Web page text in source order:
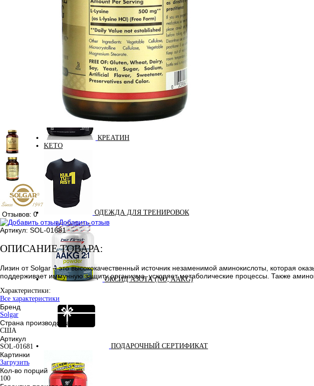
ЗМА (ZMA)
ЗДОРОВЬЕ И ДОЛГОЛЕТИЕ
КРЕАТИН
KETO
ОДЕЖДА ДЛЯ ТРЕНИРОВОК
ОКСИД АЗОТА (NO, AAKG)
ПОДАРОЧНЫЙ СЕРТИФИКАТ
Отзывов: 0
Добавить отзыв
Артикул: SOL-01681
ОПИСАНИЕ ТОВАРА:
Лизин от Solgar – это высококачественный источник незаменимой аминокислоты, которая
поддерживает иммунную защиту организма, ускоряет метаболические процессы. Также
Характеристики:
Все характеристики
Бренд
Solgar
Страна производства
США
Артикул
SOL-01681
Картинки
Загрузить
Кол-во порций
100